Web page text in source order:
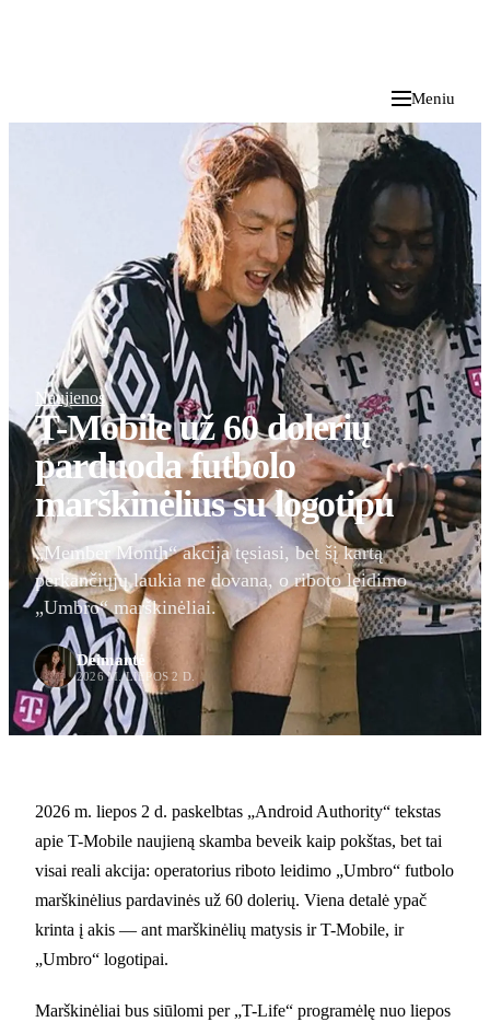
Meniu
Naujienos
T-Mobile už 60 dolerių
parduoda futbolo
marškinėlius su logotipu
„Member Month“ akcija tęsiasi, bet šį kartą
perkančiųjų laukia ne dovana, o riboto leidimo
„Umbro“ marškinėliai.
Deimantė
2026 M. LIEPOS 2 D.
2026 m. liepos 2 d. paskelbtas „Android Authority“ tekstas
apie T-Mobile naujieną skamba beveik kaip pokštas, bet tai
visai reali akcija: operatorius riboto leidimo „Umbro“ futbolo
marškinėlius pardavinės už 60 dolerių. Viena detalė ypač
krinta į akis — ant marškinėlių matysis ir T-Mobile, ir
„Umbro“ logotipai.
Marškinėliai bus siūlomi per „T-Life“ programėlę nuo liepos